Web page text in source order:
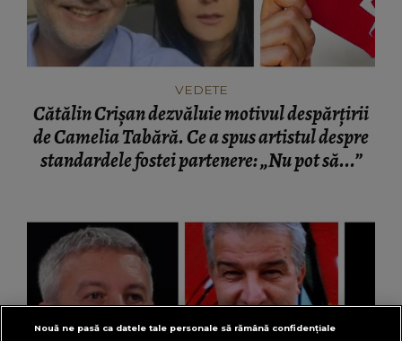
VEDETE
Cătălin Crișan dezvăluie motivul despărțirii
de Camelia Tabără. Ce a spus artistul despre
standardele fostei partenere: „Nu pot să...”
Nouă ne pasă ca datele tale personale să rămână confidențiale